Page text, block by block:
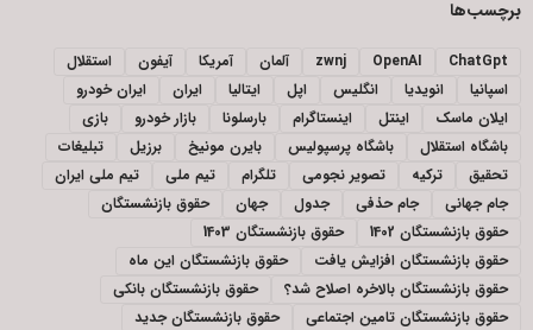
برچسب‌ها
ChatGpt
OpenAI
zwnj آلمان آمریکا آیفون
استقلال
اسپانیا
انویدیا انگلیس اپل ایتالیا ایران
ایران خودرو
ایلان ماسک
اینتل اینستاگرام بارسلونا بازار خودرو
بازی
باشگاه استقلال
باشگاه پرسپولیس بایرن مونیخ برزیل
تبلیغات
تحقیق
ترکیه تصویر نجومی تلگرام تیم ملی
تیم ملی ایران
جام جهانی
جام حذفی جدول جهان
حقوق بازنشستگان
حقوق بازنشستگان 1402
حقوق بازنشستگان 1403
حقوق بازنشستگان افزایش یافت
حقوق بازنشستگان این ماه
حقوق بازنشستگان بالاخره اصلاح شد؟
حقوق بازنشستگان بانکی
حقوق بازنشستگان تامین اجتماعی
حقوق بازنشستگان جدید